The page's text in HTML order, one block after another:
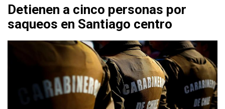
Detienen a cinco personas por
saqueos en Santiago centro